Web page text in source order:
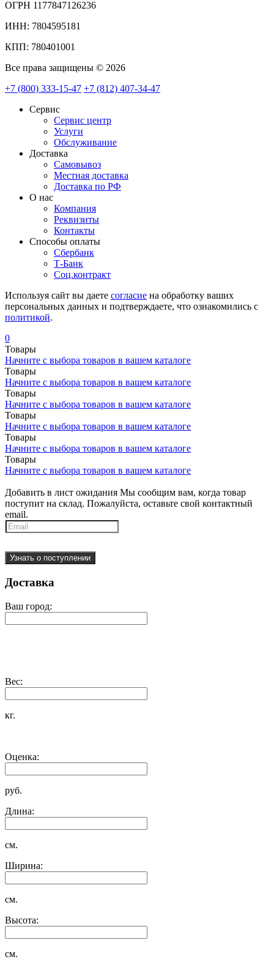
ОГРН 1177847126236
ИНН: 7804595181
КПП: 780401001
Все права защищены © 2026
+7 (800) 333-15-47 +7 (812) 407-34-47
Сервис
Сервис центр
Услуги
Обслуживание
Доставка
Самовывоз
Местная доставка
Доставка по РФ
О нас
Компания
Реквизиты
Контакты
Cпособы оплаты
Сбербанк
Т-Банк
Соц.контракт
Используя сайт вы даете согласие на обработку ваших
персональных данных и подтверждаете, что ознакомились с
политикой.
0
Товары
Начните с выбора товаров в вашем каталоге
Товары
Начните с выбора товаров в вашем каталоге
Товары
Начните с выбора товаров в вашем каталоге
Товары
Начните с выбора товаров в вашем каталоге
Товары
Начните с выбора товаров в вашем каталоге
Товары
Начните с выбора товаров в вашем каталоге
Добавить в лист ожидания Мы сообщим вам, когда товар
поступит на склад. Пожалуйста, оставьте свой контактный
email.
Узнать о поступлении
Доставка
Ваш город:
Вес:
кг.
Оценка:
руб.
Длина:
см.
Ширина:
см.
Высота:
см.